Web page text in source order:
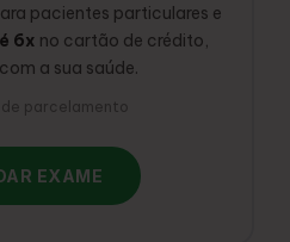
pacientes particulares e
6x no cartão de crédito,
a sua saúde.
parcelamento
EXAME